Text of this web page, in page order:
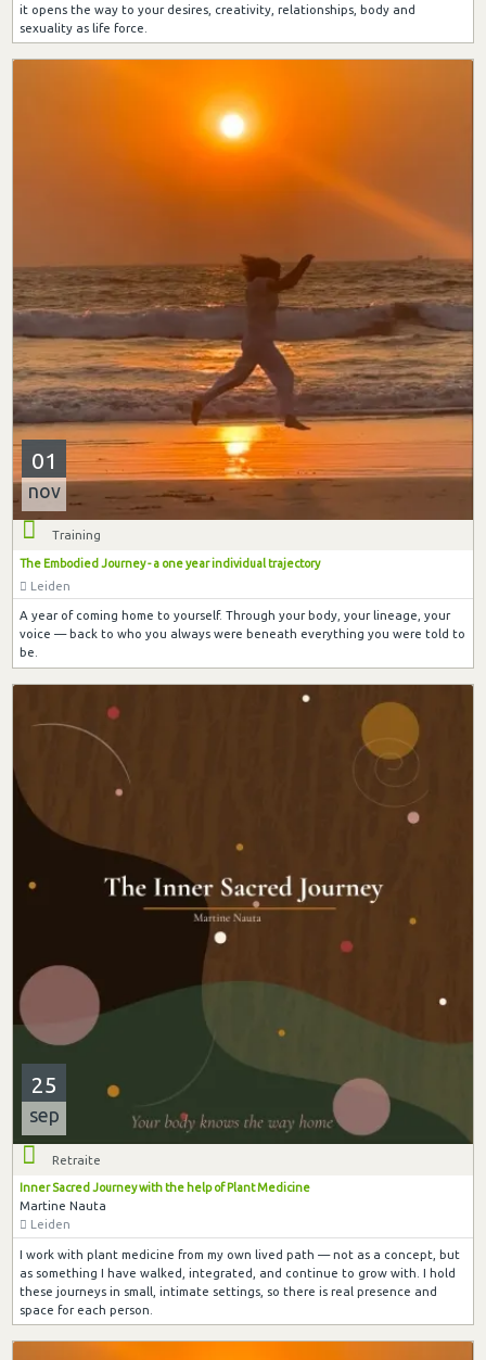
it opens the way to your desires, creativity, relationships, body and
sexuality as life force.
01
nov
Training
The Embodied Journey - a one year individual trajectory
Leiden
A year of coming home to yourself. Through your body, your lineage, your
voice — back to who you always were beneath everything you were told to
be.
25
sep
Retraite
Inner Sacred Journey with the help of Plant Medicine
Martine Nauta
Leiden
I work with plant medicine from my own lived path — not as a concept, but
as something I have walked, integrated, and continue to grow with. I hold
these journeys in small, intimate settings, so there is real presence and
space for each person.